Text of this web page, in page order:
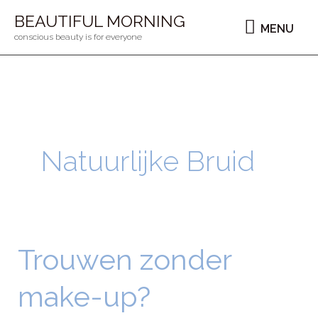
naarBEAUTIFUL MORNING
conscious beauty is for everyone
MENU
MENU
Natuurlijke Bruid
Trouwen zonder
make-up?
Trouwen
zonder
make-